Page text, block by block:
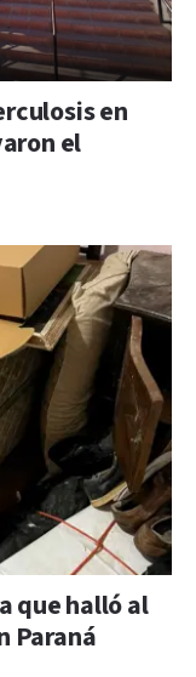
en
el
que halló al
Paraná